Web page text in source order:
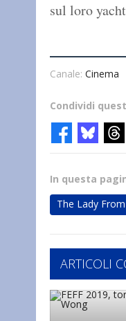
sul loro
Canale: Cinema
Condividi
In questa
The Lady
ARTICOLI